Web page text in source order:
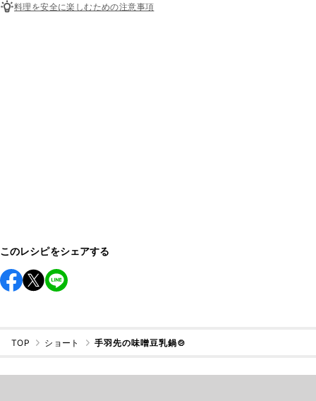
料理を安全に楽しむための注意事項
このレシピをシェアする
TOP ショート 手羽先の味噌豆乳鍋🍲